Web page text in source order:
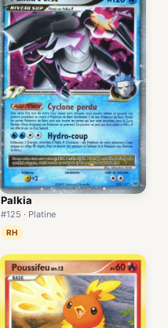
Palkia
#125 · Platine
RH